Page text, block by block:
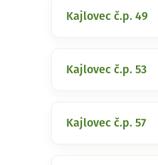
Kajlovec č.p. 49
Kajlovec č.p. 53
Kajlovec č.p. 57